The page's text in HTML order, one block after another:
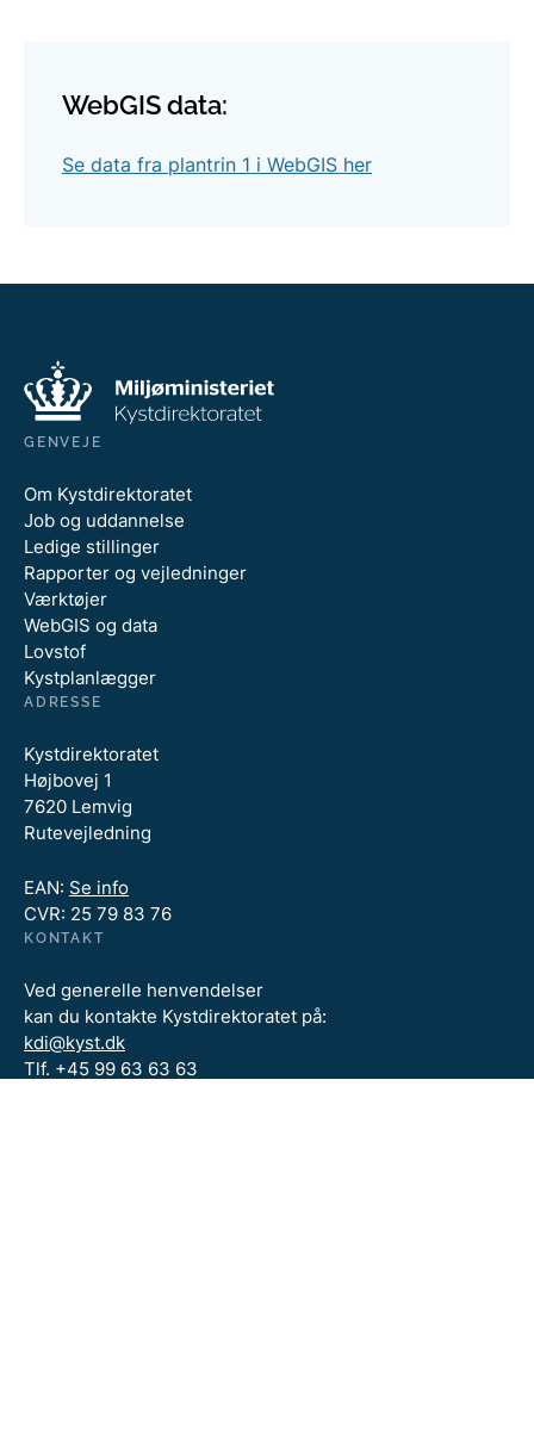
WebGIS data:
Se data fra plantrin 1 i WebGIS her
GENVEJE
Om Kystdirektoratet
Job og uddannelse
Ledige stillinger
Rapporter og vejledninger
Værktøjer
WebGIS og data
Lovstof
Kystplanlægger
ADRESSE
Kystdirektoratet
Højbovej 1
7620 Lemvig
Rutevejledning
EAN: Se info
CVR: 25 79 83 76
KONTAKT
Ved generelle henvendelser
kan du kontakte Kystdirektoratet på:
kdi@kyst.dk
Tlf. +45 99 63 63 63